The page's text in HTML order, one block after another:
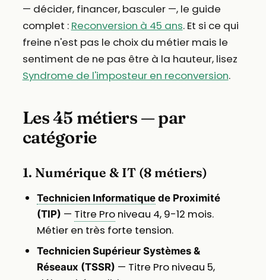
— décider, financer, basculer —, le guide
complet : Reconversion à 45 ans. Et si ce qui
freine n'est pas le choix du métier mais le
sentiment de ne pas être à la hauteur, lisez
Syndrome de l'imposteur en reconversion.
Les 45 métiers — par
catégorie
1. Numérique & IT (8 métiers)
Technicien Informatiquede Proximité
(TIP) — Titre Proniveau 4, 9-12 mois.
Métier en très forte tension.
Technicien Supérieur Systèmes &
Réseaux (TSSR) — Titre Pro niveau 5,